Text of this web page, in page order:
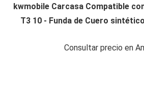
kwmobile Carcasa Compatible
T3 10 - Funda de Cuero
Consultar precio en